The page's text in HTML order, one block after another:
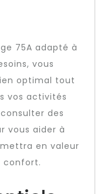
75A adapté à
vous
optimal tout
vos activités
des
vous aider à
en valeur
confort.